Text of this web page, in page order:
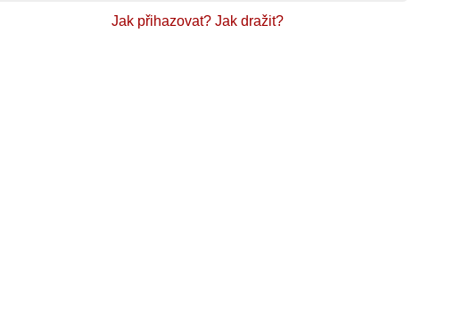
Jak přihazovat? Jak dražit?